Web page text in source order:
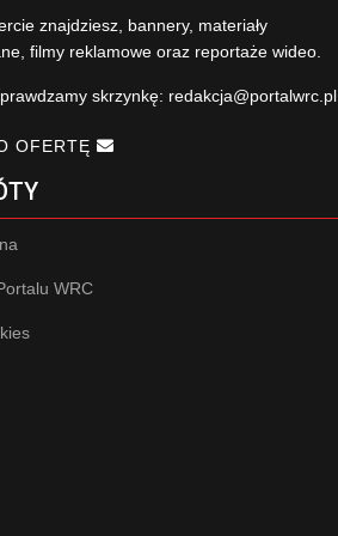
znajdziesz, bannery, materiały
filmy reklamowe oraz reportaże wideo.
skrzynkę: redakcja@portalwrc.pl
OFERTĘ
WRC